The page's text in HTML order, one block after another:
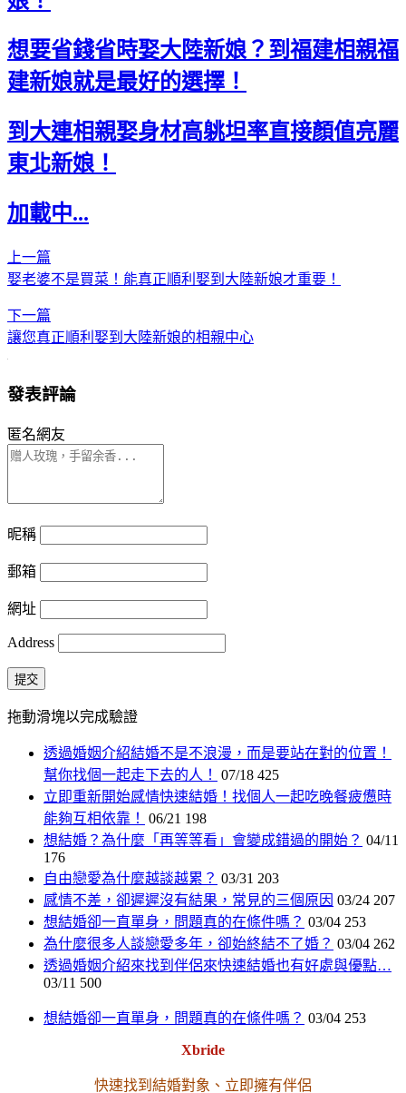
想要省錢省時娶大陸新娘？到福建相親福
建新娘就是最好的選擇！
到大連相親娶身材高䠷坦率直接顏值亮麗
東北新娘！
加載中...
上一篇
娶老婆不是買菜！能真正順利娶到大陸新娘才重要！
下一篇
讓您真正順利娶到大陸新娘的相親中心
發表評論
匿名網友
昵稱
郵箱
網址
Address
提交
拖動滑塊以完成驗證
透過婚姻介紹結婚不是不浪漫，而是要站在對的位置！
幫你找個一起走下去的人！
07/18 425
立即重新開始感情快速結婚！找個人一起吃晚餐疲憊時
能夠互相依靠！
06/21 198
想結婚？為什麼「再等等看」會變成錯過的開始？ 04/11
176
自由戀愛為什麼越談越累？ 03/31 203
感情不差，卻遲遲沒有結果，常見的三個原因 03/24 207
想結婚卻一直單身，問題真的在條件嗎？ 03/04 253
為什麼很多人談戀愛多年，卻始終結不了婚？ 03/04 262
透過婚姻介紹來找到伴侶來快速結婚也有好處與優點…
03/11 500
想結婚卻一直單身，問題真的在條件嗎？ 03/04 253
Xbride
快速找到結婚對象、立即擁有伴侶